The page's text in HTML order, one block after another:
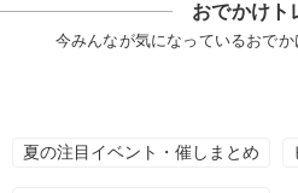
おでかけト
今みんなが気になっているおでか
夏の注目イベント・催しまとめ